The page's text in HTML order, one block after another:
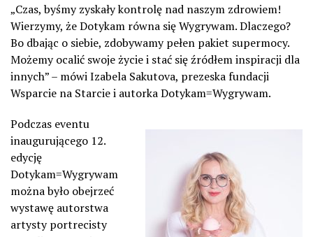
„Czas, byśmy zyskały kontrolę nad naszym zdrowiem!
Wierzymy, że Dotykam równa się Wygrywam. Dlaczego?
Bo dbając o siebie, zdobywamy pełen pakiet supermocy.
Możemy ocalić swoje życie i stać się źródłem inspiracji dla
innych” – mówi Izabela Sakutova, prezeska fundacji
Wsparcie na Starcie i autorka Dotykam=Wygrywam.
Podczas eventu
inaugurującego 12.
edycję
Dotykam=Wygrywam
można było obejrzeć
wystawę autorstwa
artysty portrecisty